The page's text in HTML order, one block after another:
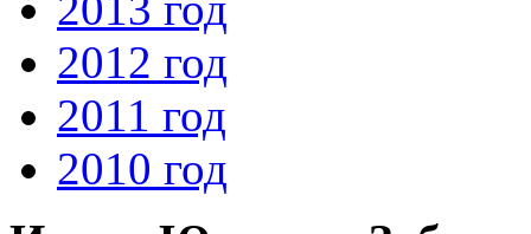
2012 год
2011 год
2010 год